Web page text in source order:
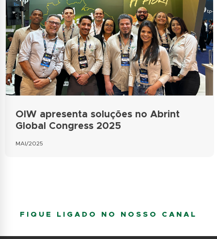
OIW apresenta soluções no Abrint
Global Congress 2025
MAI/2025
FIQUE LIGADO NO NOSSO CANAL